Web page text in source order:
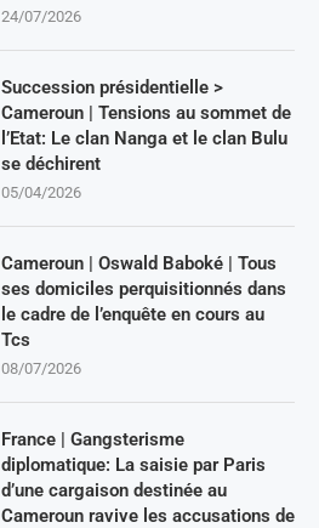
24/07/2026
Succession présidentielle >
Cameroun | Tensions au sommet de
l’Etat: Le clan Nanga et le clan Bulu
se déchirent
05/04/2026
Cameroun | Oswald Baboké | Tous
ses domiciles perquisitionnés dans
le cadre de l’enquête en cours au
Tcs
08/07/2026
France | Gangsterisme
diplomatique: La saisie par Paris
d’une cargaison destinée au
Cameroun ravive les accusations de